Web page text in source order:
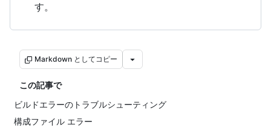
す。
Markdown としてコピー
この記事で
ビルドエラーのトラブルシューティング
構成ファイル エラー